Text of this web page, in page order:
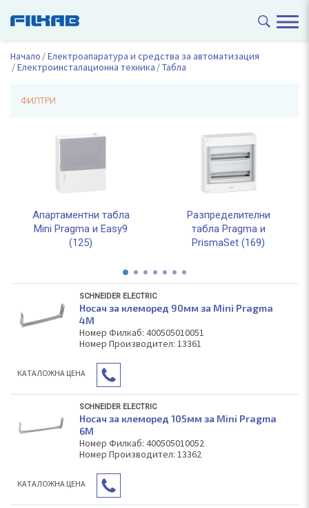
Начало
Електроапаратура и средства за автоматизация
Електроинсталационна техника
Табла
ФИЛТРИ
Апартаментни табла
Mini Pragma и Easy9
(125)
Разпределителни
табла Pragma и
PrismaSet (169)
SCHNEIDER ELECTRIC
Носач за клеморед 90мм за Mini Pragma
4M
Номер Филкаб: 400505010051
Номер Производител: 13361
КAТАЛОЖНА ЦЕНА
SCHNEIDER ELECTRIC
Носач за клеморед 105мм за Mini Pragma
6M
Номер Филкаб: 400505010052
Номер Производител: 13362
КAТАЛОЖНА ЦЕНА